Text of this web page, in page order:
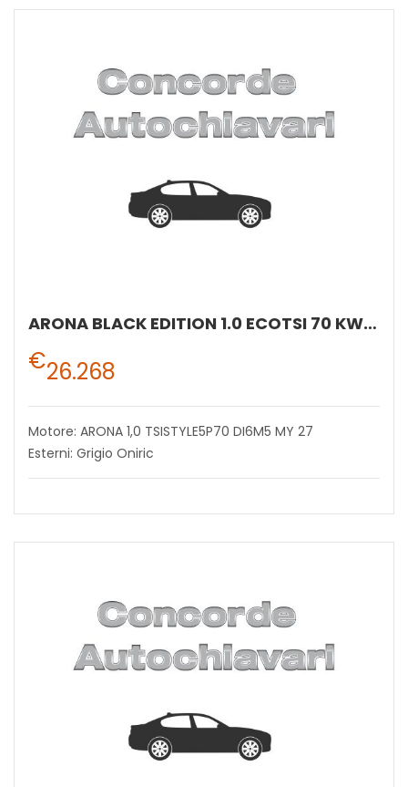
ARONA BLACK EDITION 1.0 ECOTSI 70 KW (95 CV) BENZINA MANUALE 5 MARCE 2WD
€26.268
Motore: ARONA 1,0 TSISTYLE5P70 DI6M5 MY 27
Esterni: Grigio Oniric